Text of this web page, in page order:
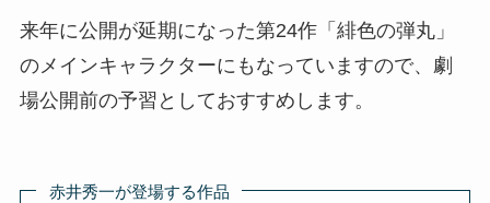
来年に公開が延期になった第24作「緋色の弾丸」
のメインキャラクターにもなっていますので、劇
場公開前の予習としておすすめします。
赤井秀一が登場する作品